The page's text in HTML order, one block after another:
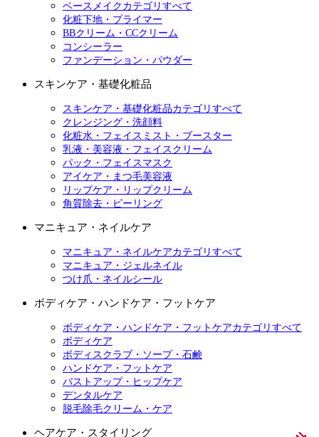
ベースメイクカテゴリすべて
化粧下地・プライマー
BBクリーム・CCクリーム
コンシーラー
ファンデーション・パウダー
スキンケア・基礎化粧品
スキンケア・基礎化粧品カテゴリすべて
クレンジング・洗顔料
化粧水・フェイスミスト・ブースター
乳液・美容液・フェイスクリーム
パック・フェイスマスク
アイケア・まつ毛美容液
リップケア・リップクリーム
角質除去・ピーリング
マニキュア・ネイルケア
マニキュア・ネイルケアカテゴリすべて
マニキュア・ジェルネイル
つけ爪・ネイルシール
ボディケア・ハンドケア・フットケア
ボディケア・ハンドケア・フットケアカテゴリすべて
ボディケア
ボディスクラブ・ソープ・石鹸
ハンドケア・フットケア
バストアップ・ヒップケア
デンタルケア
脱毛除毛クリーム・ケア
ヘアケア・スタイリング